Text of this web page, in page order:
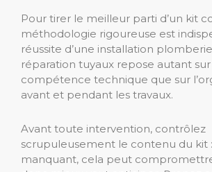
Pour tirer le meilleur parti d’un kit
méthodologie rigoureuse est
réussite d’une installation
réparation tuyaux repose autant sur
compétence technique que sur
avant et pendant les travaux.
Avant toute intervention, contrôlez
scrupuleusement le contenu du kit
manquant, cela peut